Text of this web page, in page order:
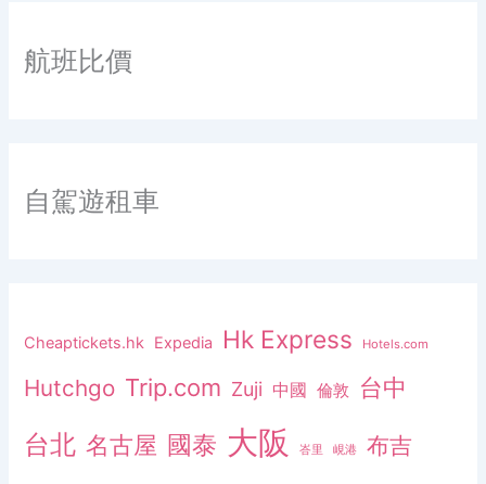
航班比價
自駕遊租車
Cheaptickets.hk Expedia Hk Express Hotels.com
Hutchgo Trip.com Zuji 中國 倫敦 台中
台北 名古屋 國泰 大阪 峇里 峴港 布吉